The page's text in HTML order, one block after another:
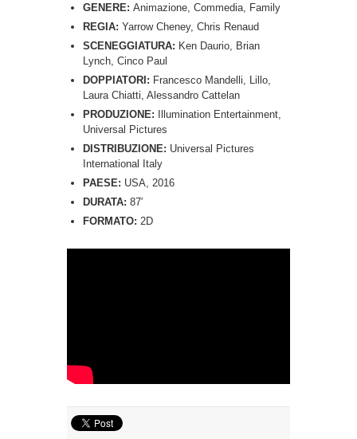
GENERE: Animazione, Commedia, Family
REGIA: Yarrow Cheney, Chris Renaud
SCENEGGIATURA: Ken Daurio, Brian
Lynch, Cinco Paul
DOPPIATORI: Francesco Mandelli, Lillo,
Laura Chiatti, Alessandro Cattelan
PRODUZIONE:
Illumination Entertainment,
Universal Pictures
DISTRIBUZIONE: Universal Pictures
International Italy
PAESE: USA, 2016
DURATA: 87′
FORMATO: 2D